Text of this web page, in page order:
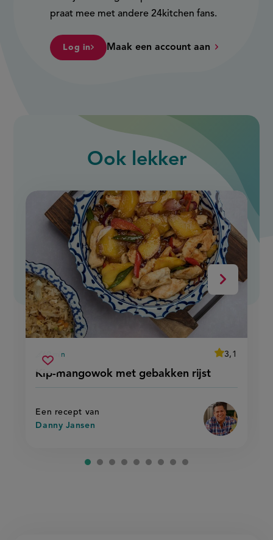
praat mee met andere 24kitchen fans.
Log in Maak een account aan
Ook lekker
Volgende
Kip-mangowok met gebakken rijst
voorbereidingstijd
60 min
average
3,1
Beoordeel
met
rijst'
Een recept van
Danny Jansen
Sla
recept
kip-
mangowok
met
rijst